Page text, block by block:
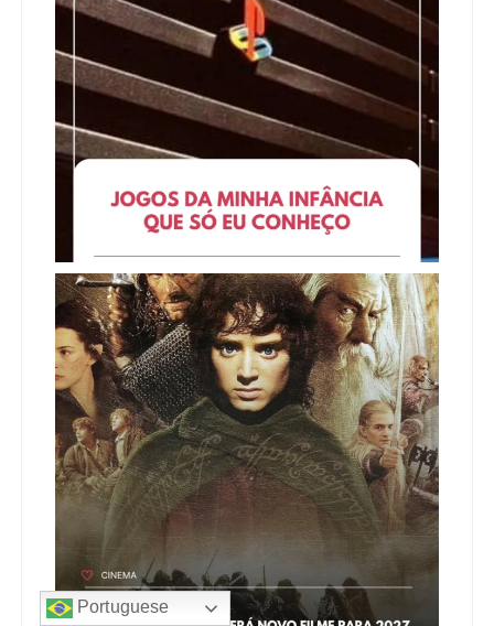
Portuguese